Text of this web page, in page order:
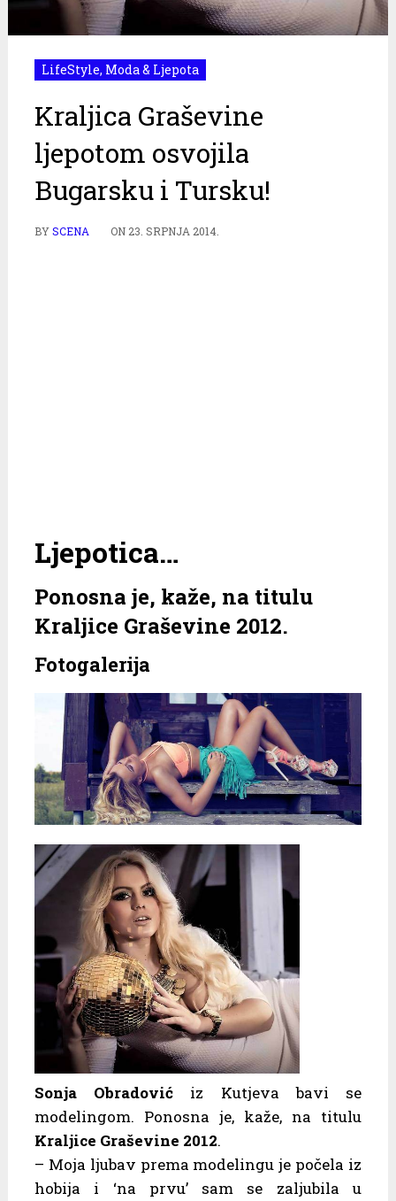
LifeStyle, Moda & Ljepota
Kraljica Graševine
ljepotom osvojila
Bugarsku i Tursku!
BYSCENA ON 23. SRPNJA 2014.
Ljepotica…
Ponosna je, kaže, na titulu
Kraljice Graševine 2012.
Fotogalerija
Sonja Obradović iz Kutjeva bavi se
modelingom. Ponosna je, kaže, na titulu
Kraljice Graševine 2012.
– Moja ljubav prema modelingu je počela iz
hobija i ‘na prvu’ sam se zaljubila u